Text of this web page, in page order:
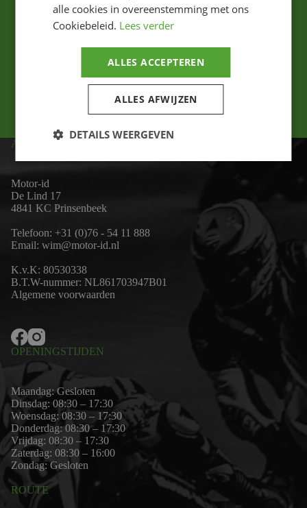
ADRES
Motor-id
De Lind 17
4841 KC Prinsenbeek
Telefoon: +31 (0)76 - 54 11 888
Email: wim@motor-id.nl
K.v.K: 80530338
B.T.W-nummer: NL861703947B01
Algemene voorwaarden
OPENINGSTIJDEN
Maandag: Gesloten
Dinsdag: 08:30 – 17:30
Woensdag: 08:30 – 17:30
Donderdag: 08:30 – 17:30
Vrijdag: 08:30 – 17:30
Zaterdag: 08:30 – 16:00
Zondag: Gesloten
ROUTE
alle cookies in overeenstemming met ons
Cookiebeleid. Lees verder
ALLES ACCEPTEREN
ALLES AFWIJZEN
DETAILS WEERGEVEN